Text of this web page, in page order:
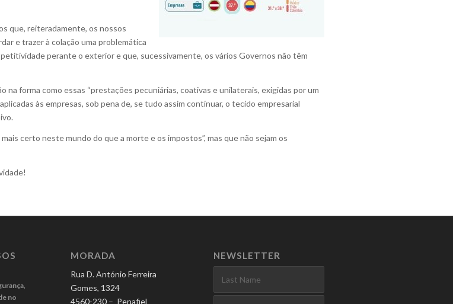
que, reiteradamente, os nossos
e trazer à colação uma problemática
perante o exterior e que, sucessivamente, os vários Governos não têm
na forma como essas “prestações pecuniárias, coativas e unilaterais, exigidas por um
às empresas, sob pena de, se tudo assim continuar, o tecido empresarial
certo neste mundo do que a morte e os impostos”, mas que não sejam os
no
MORADA
Rua D. António Ferreira
Gomes, 1324
4560-230 – Penafiel
NEWSLETTER